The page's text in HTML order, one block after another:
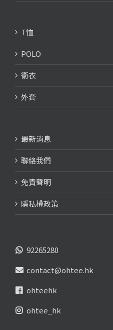
T恤
POLO
衛衣
外套
最新消息
聯絡我們
免責聲明
隱私權政策
92265280
contact@ohtee.hk
ohteehk
ohtee_hk